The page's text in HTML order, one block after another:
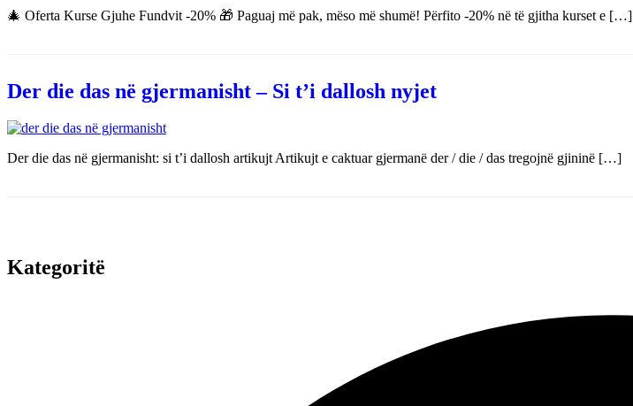
🎄 Oferta Kurse Gjuhe Fundvit -20% 🎁 Paguaj më pak, mëso më shumë! Përfito -20% në të gjitha kurset e […]
Der die das në gjermanisht – Si t’i dallosh nyjet
Der die das në gjermanisht: si t’i dallosh artikujt Artikujt e caktuar gjermanë der / die / das tregojnë gjininë […]
Kategoritë